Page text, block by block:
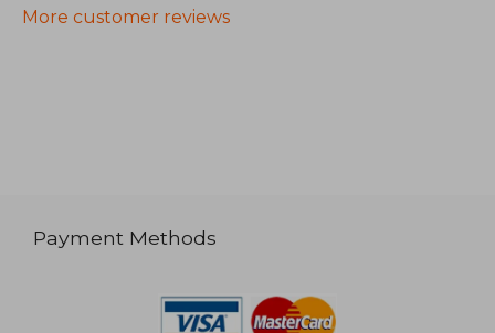
More customer reviews
Payment Methods